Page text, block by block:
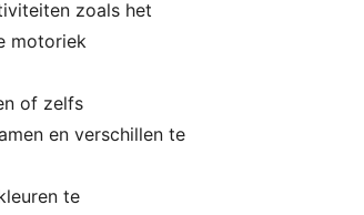
zoals het
motoriek
of zelfs
en verschillen te
te